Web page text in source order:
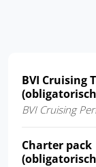
BVI Cruising
BVI Cruising
Charter pack